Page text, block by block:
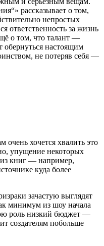
рассказывает о том,
непростых
ответственность за жизнь
о том, что талант —
обернуться настоящим
не потеряв себя —
очень хочется хвалить это
упущение некоторых
книг — например,
куда более
зачастую выглядят
минимум из шоу начала
роль низкий бюджет —
создателям побольше